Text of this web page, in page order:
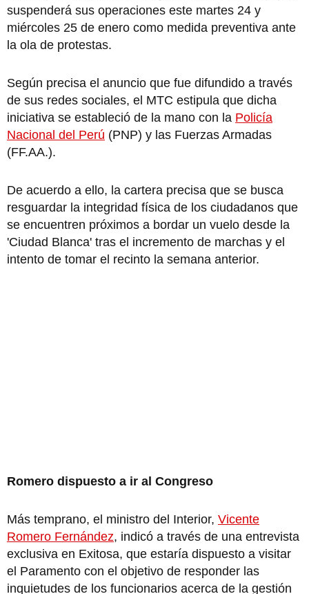
suspenderá sus operaciones este martes 24 y
miércoles 25 de enero como medida preventiva ante
la ola de protestas.
Según precisa el anuncio que fue difundido a través
de sus redes sociales, el MTC estipula que dicha
iniciativa se estableció de la mano con la Policía
Nacional del Perú (PNP) y las Fuerzas Armadas
(FF.AA.).
De acuerdo a ello, la cartera precisa que se busca
resguardar la integridad física de los ciudadanos que
se encuentren próximos a bordar un vuelo desde la
'Ciudad Blanca' tras el incremento de marchas y el
intento de tomar el recinto la semana anterior.
Romero dispuesto a ir al Congreso
Más temprano, el ministro del Interior, Vicente
Romero Fernández, indicó a través de una entrevista
exclusiva en Exitosa, que estaría dispuesto a visitar
el Paramento con el objetivo de responder las
inquietudes de los funcionarios acerca de la gestión